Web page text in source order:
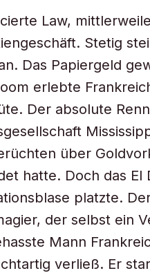
Law,
Stetig
Das Papiergeld
erlebte
Der absolute
über
hatte. Doch das El
platzte.
der selbst ein
Mann
verließ. Er